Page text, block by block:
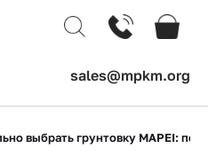
sales@mpkm.org
выбрать грунтовку MAPEI: